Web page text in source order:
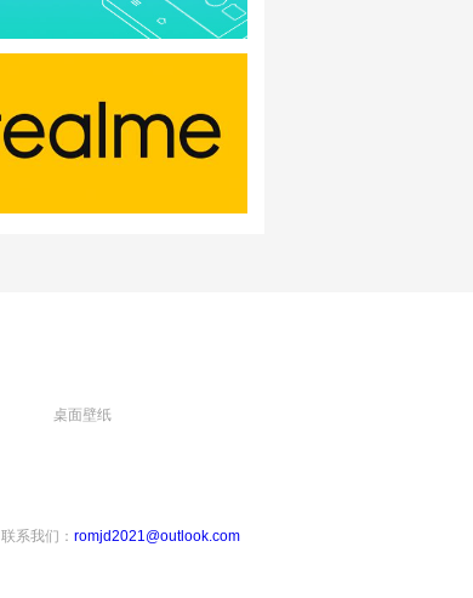
桌面壁纸
联系我们： romjd2021@outlook.com